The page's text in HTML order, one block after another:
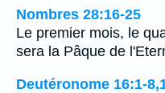
Nombres 28:16-25
Le premier mois, le
sera la Pâque de
Deutéronome 16:1-